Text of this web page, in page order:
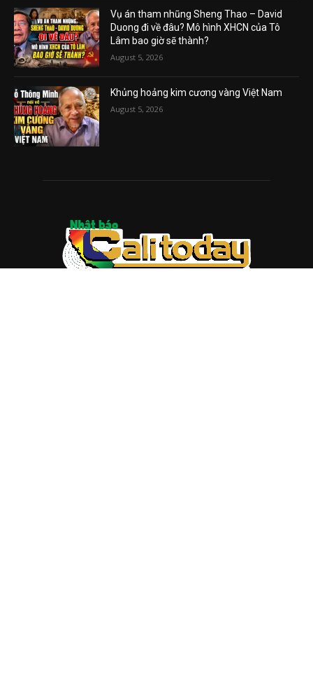
Vụ án tham nhũng Sheng Thao – David
Duong đi về đâu? Mô hình XHCN của Tô
Lâm bao giờ sẽ thành?
August 5, 2026
Khủng hoảng kim cương vàng Việt Nam
August 5, 2026